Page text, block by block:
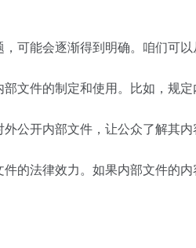
可能会逐渐得到明确。咱们可以
文件的制定和使用。比如，规
公开内部文件，让公众了解其内
的法律效力。如果内部文件的